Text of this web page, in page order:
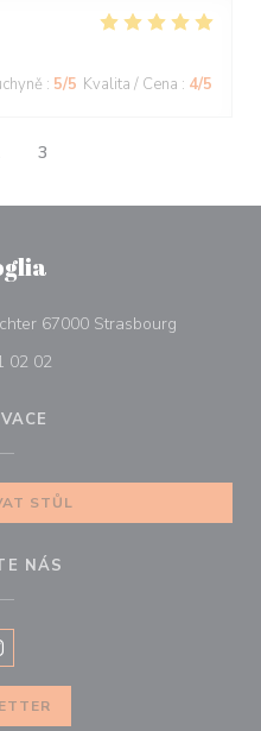
: 5/5 Kvalita / Cena : 4/5
3
67000 Strasbourg
02 02
STŮL
NÁS
((otevře se v novém